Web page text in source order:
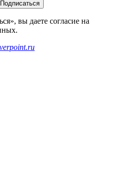
Подписаться
вы даете согласие на